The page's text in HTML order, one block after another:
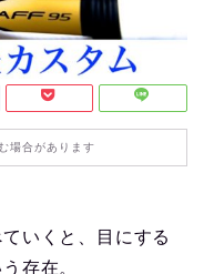
場合があります
いくと、目にする
存在。